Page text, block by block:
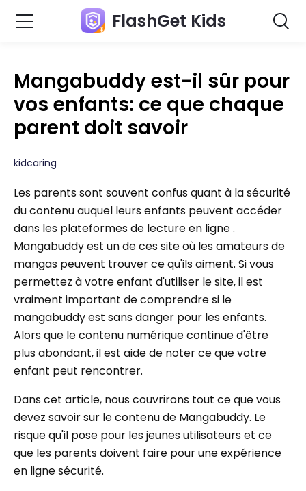
FlashGet Kids
Mangabuddy est-il sûr pour
vos enfants: ce que chaque
parent doit savoir
kidcaring
Les parents sont souvent confus quant à la sécurité
du contenu auquel leurs enfants peuvent accéder
dans les plateformes de lecture en ligne .
Mangabuddy est un de ces site où les amateurs de
mangas peuvent trouver ce qu'ils aiment. Si vous
permettez à votre enfant d'utiliser le site, il est
vraiment important de comprendre si le
mangabuddy est sans danger pour les enfants.
Alors que le contenu numérique continue d'être
plus abondant, il est aide de noter ce que votre
enfant peut rencontrer.
Dans cet article, nous couvrirons tout ce que vous
devez savoir sur le contenu de Mangabuddy. Le
risque qu'il pose pour les jeunes utilisateurs et ce
que les parents doivent faire pour une expérience
en ligne sécurité.